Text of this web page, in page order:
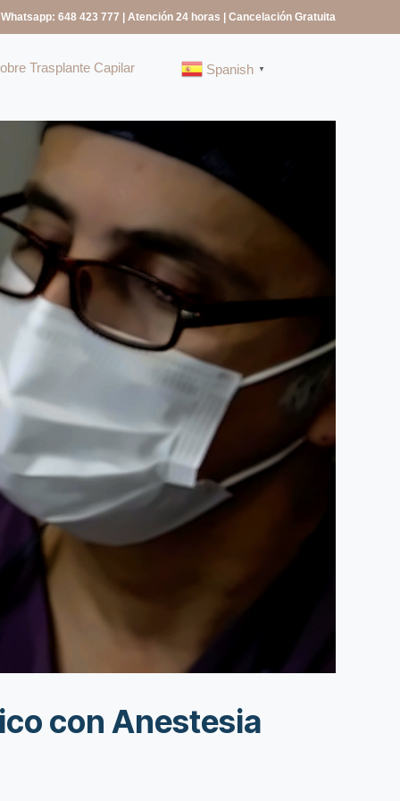
648 423 777 | Atención 24 horas | Cancelación Gratuita
Trasplante Capilar Spanish ▼
con Anestesia